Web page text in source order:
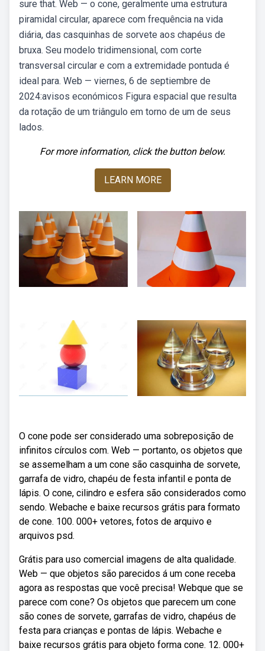
sure that. Web — o cone, geralmente uma estrutura
piramidal circular, aparece com frequência na vida
diária, das casquinhas de sorvete aos chapéus de
bruxa. Seu modelo tridimensional, com corte
transversal circular e com a extremidade pontuda é
ideal para. Web — viernes, 6 de septiembre de
2024:avisos económicos Figura espacial que resulta
da rotação de um triângulo em torno de um de seus
lados.
For more information, click the button below.
LEARN MORE
O cone pode ser considerado uma sobreposição de
infinitos círculos com. Web — portanto, os objetos que
se assemelham a um cone são casquinha de sorvete,
garrafa de vidro, chapéu de festa infantil e ponta de
lápis. O cone, cilindro e esfera são considerados como
sendo. Webache e baixe recursos grátis para formato
de cone. 100. 000+ vetores, fotos de arquivo e
arquivos psd.
Grátis para uso comercial imagens de alta qualidade.
Web — que objetos são parecidos á um cone receba
agora as respostas que você precisa! Webque que se
parece com cone? Os objetos que parecem um cone
são cones de sorvete, garrafas de vidro, chapéus de
festa para crianças e pontas de lápis. Webache e
baixe recursos grátis para objeto forma cone. 12. 000+